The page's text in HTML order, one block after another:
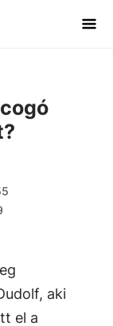
aki
el a